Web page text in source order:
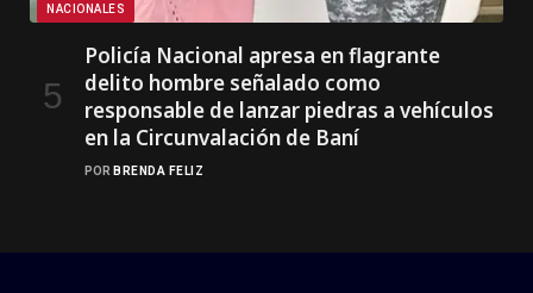
NACIONALES
Policía Nacional apresa en flagrante
delito hombre señalado como
responsable de lanzar piedras a vehículos
en la Circunvalación de Baní
POR BRENDA FELIZ